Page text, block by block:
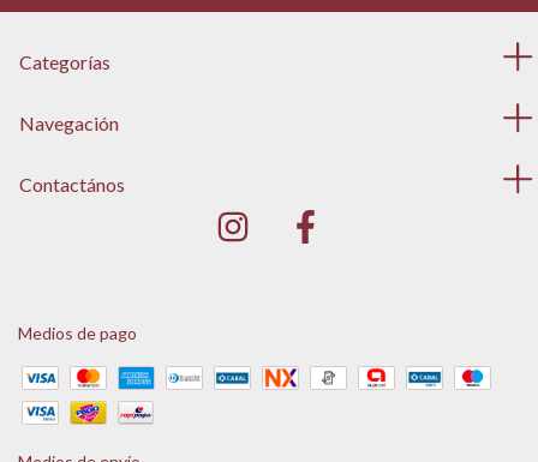
Categorías
Navegación
Contactános
Medios de pago